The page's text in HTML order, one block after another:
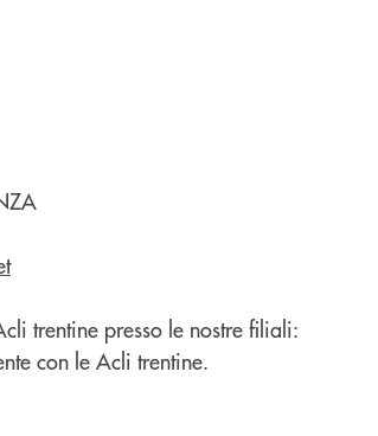
trentine presso le nostre filiali:
con le Acli trentine.